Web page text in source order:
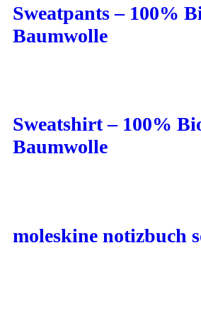
Sweatpants – 100%
Baumwolle
Sweatshirt – 100%
Baumwolle
moleskine notizbuch